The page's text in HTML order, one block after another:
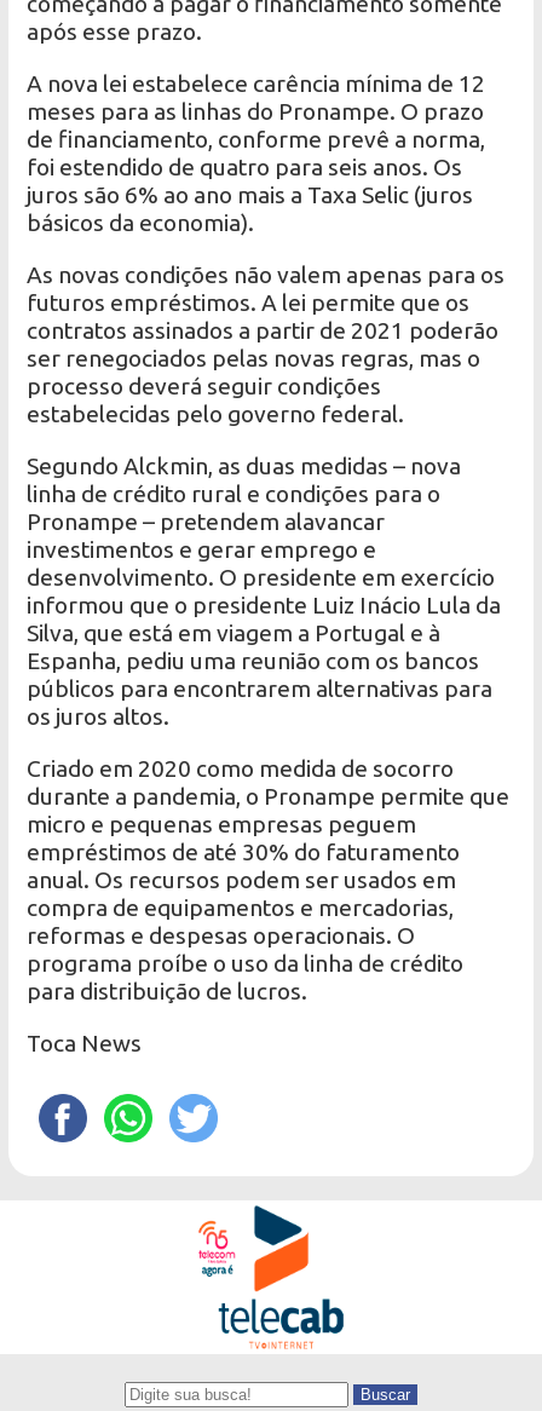
após esse prazo.
A nova lei estabelece carência mínima de 12
meses para as linhas do Pronampe. O prazo
de financiamento, conforme prevê a norma,
foi estendido de quatro para seis anos. Os
juros são 6% ao ano mais a Taxa Selic (juros
básicos da economia).
As novas condições não valem apenas para os
futuros empréstimos. A lei permite que os
contratos assinados a partir de 2021 poderão
ser renegociados pelas novas regras, mas o
processo deverá seguir condições
estabelecidas pelo governo federal.
Segundo Alckmin, as duas medidas – nova
linha de crédito rural e condições para o
Pronampe – pretendem alavancar
investimentos e gerar emprego e
desenvolvimento. O presidente em exercício
informou que o presidente Luiz Inácio Lula da
Silva, que está em viagem a Portugal e à
Espanha, pediu uma reunião com os bancos
públicos para encontrarem alternativas para
os juros altos.
Criado em 2020 como medida de socorro
durante a pandemia, o Pronampe permite que
micro e pequenas empresas peguem
empréstimos de até 30% do faturamento
anual. Os recursos podem ser usados em
compra de equipamentos e mercadorias,
reformas e despesas operacionais. O
programa proíbe o uso da linha de crédito
para distribuição de lucros.
Toca News
Buscar